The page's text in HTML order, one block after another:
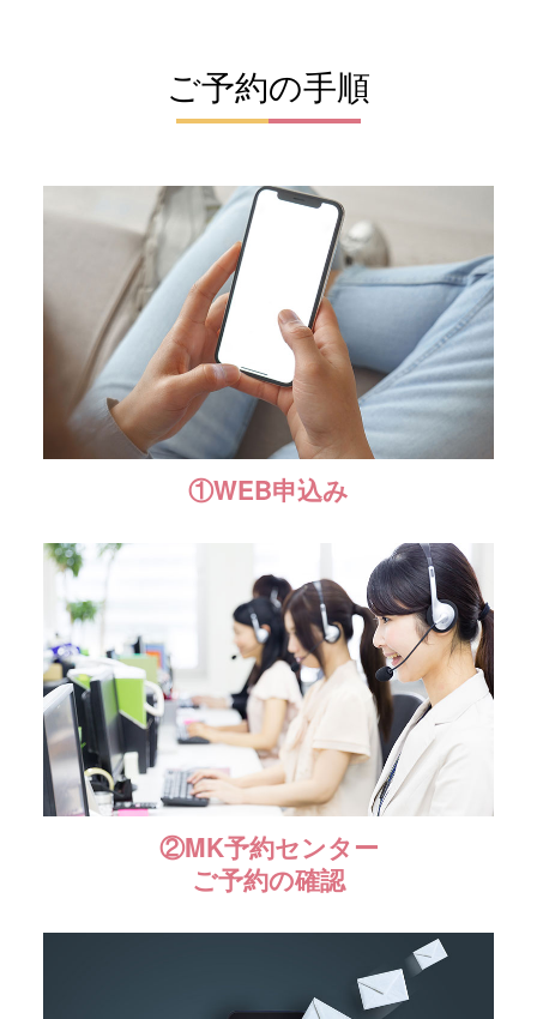
ご予約の手順
①WEB申込み
②MK予約センター
ご予約の確認